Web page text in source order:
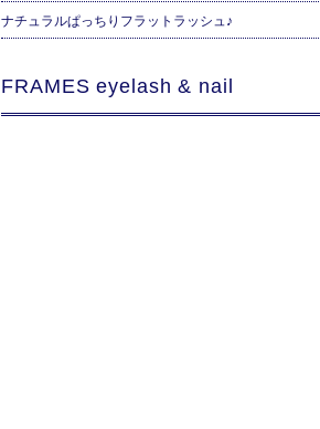
ナチュラルぱっちりフラットラッシュ♪
FRAMES eyelash & nail